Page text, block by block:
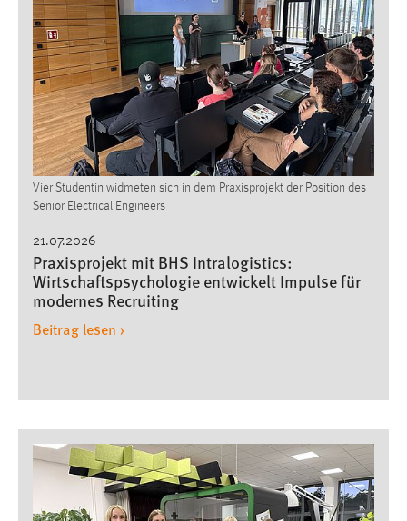
Vier Studentin widmeten sich in dem Praxisprojekt der Position des
Senior Electrical Engineers
21.07.2026
Praxisprojekt mit BHS Intralogistics:
Wirtschaftspsychologie entwickelt Impulse für
modernes Recruiting
Beitrag lesen ›